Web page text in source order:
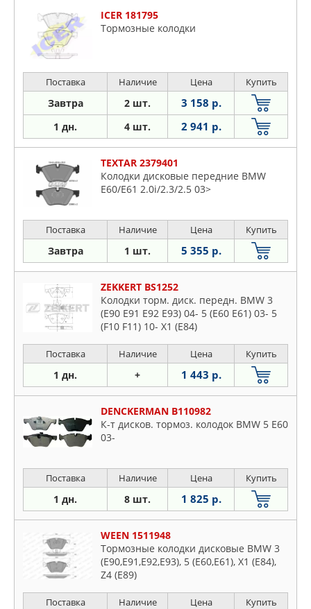
ICER 181795
Тормозные колодки
Поставка Наличие Цена Купить
Завтра 2 шт. 3 158 р.
1 дн. 4 шт. 2 941 р.
TEXTAR 2379401
Колодки дисковые передние BMW
E60/E61 2.0i/2.3/2.5 03>
Поставка Наличие Цена Купить
Завтра 1 шт. 5 355 р.
ZEKKERT BS1252
Колодки торм. диск. передн. BMW 3
(E90 E91 E92 E93) 04- 5 (E60 E61) 03- 5
(F10 F11) 10- X1 (E84)
Поставка Наличие Цена Купить
1 дн. + 1 443 р.
DENCKERMAN B110982
К-т дисков. тормоз. колодок BMW 5 E60
03-
Поставка Наличие Цена Купить
1 дн. 8 шт. 1 825 р.
WEEN 1511948
Тормозные колодки дисковые BMW 3
(E90,E91,E92,E93), 5 (E60,E61), X1 (E84),
Z4 (E89)
Поставка Наличие Цена Купить